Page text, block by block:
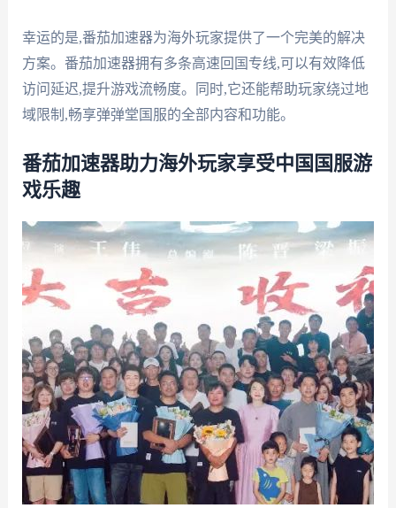
幸运的是,番茄加速器为海外玩家提供了一个完美的解决
方案。番茄加速器拥有多条高速回国专线,可以有效降低
访问延迟,提升游戏流畅度。同时,它还能帮助玩家绕过地
域限制,畅享弹弹堂国服的全部内容和功能。
番茄加速器助力海外玩家享受中国国服游
戏乐趣